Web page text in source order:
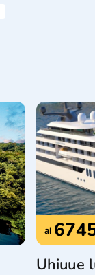
al
Uhiuue